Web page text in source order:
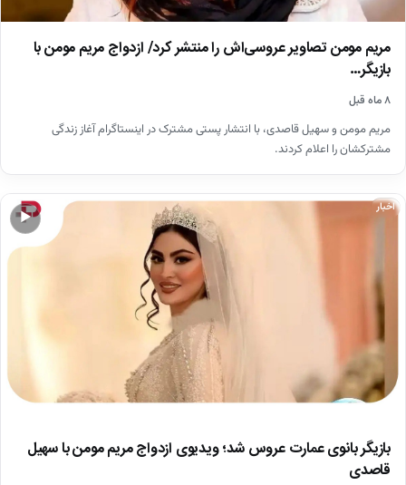
مریم مومن تصاویر عروسی‌اش را منتشر کرد/ ازدواج مریم مومن با
بازیگر…
۸ ماه قبل
مریم مومن و سهیل قاصدی، با انتشار پستی مشترک در اینستاگرام آغاز زندگی
مشترکشان را اعلام کردند.
▶
اخبار
بازیگر بانوی عمارت عروس شد؛ ویدیوی ازدواج مریم مومن با سهیل
قاصدی